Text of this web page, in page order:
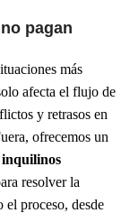
pagan
más
afecta el flujo de
y retrasos en
ofrecemos un
inquilinos
resolver la
el proceso, desde